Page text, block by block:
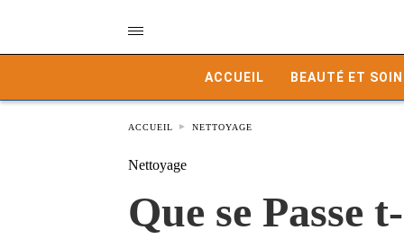
ACCUEIL BEAUTÉ ET SOIN
ACCUEIL NETTOYAGE
Nettoyage
Que se Passe